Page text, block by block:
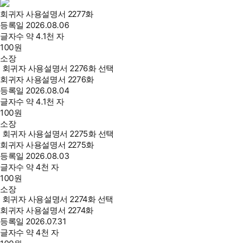
회귀자 사용설명서 2277화
등록일 2026.08.06
글자수 약 4.1천 자
100원
소장
회귀자 사용설명서 2276화 선택
회귀자 사용설명서 2276화
등록일 2026.08.04
글자수 약 4.1천 자
100원
소장
회귀자 사용설명서 2275화 선택
회귀자 사용설명서 2275화
등록일 2026.08.03
글자수 약 4천 자
100원
소장
회귀자 사용설명서 2274화 선택
회귀자 사용설명서 2274화
등록일 2026.07.31
글자수 약 4천 자